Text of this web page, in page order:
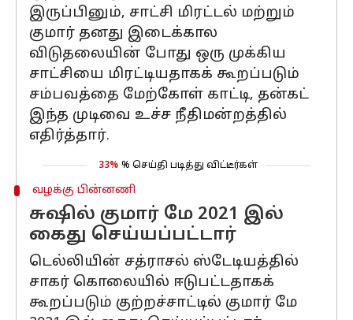
இருப்பினும், சாட்சி மிரட்டல் மற்றும்
குமார் தனது இடைக்கால
விடுதலையின் போது ஒரு முக்கிய
சாட்சியை மிரட்டியதாகக் கூறப்படும்
சம்பவத்தை மேற்கோள் காட்டி, தன்கட்
இந்த முடிவை உச்ச நீதிமன்றத்தில்
எதிர்த்தார்.
33% % செய்தி படித்து விட்டீர்கள்
வழக்கு பின்னணி
சுஷில் குமார் மே 2021 இல்
கைது செய்யப்பட்டார்
டெல்லியின் சத்ராசல் ஸ்டேடியத்தில்
சாகர் கொலையில் ஈடுபட்டதாகக்
கூறப்படும் குற்றச்சாட்டில் குமார் மே